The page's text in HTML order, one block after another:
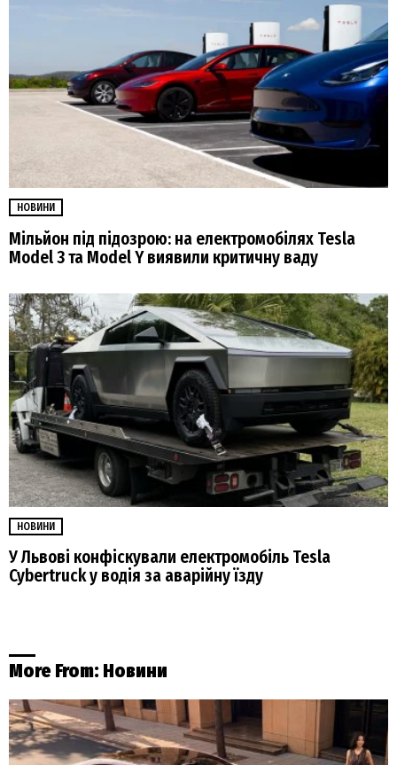
НОВИНИ
Мільйон під підозрою: на електромобілях Tesla
Model 3 та Model Y виявили критичну ваду
НОВИНИ
У Львові конфіскували електромобіль Tesla
Cybertruck у водія за аварійну їзду
More From: Новини